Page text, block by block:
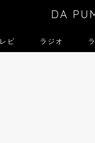
DA
ビ ラジオ